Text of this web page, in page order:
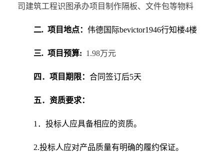
司建筑工程识图 承办项目制作隔板、文件包等物料
二. 项目地点： 伟德国际bevictor1946行知楼4楼
三. 项目预算: 1.98万元
四 ．项目期限： 合同签订后5天
五．资质要求：
1．投标人应具备相应的资质。
2.投标人应对产品质量有明确的履约保证。